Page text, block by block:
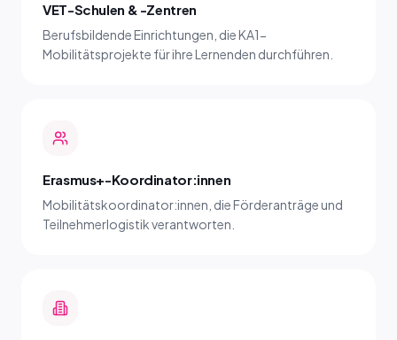
VET-Schulen & -Zentren
Berufsbildende Einrichtungen, die KA1-
Mobilitätsprojekte für ihre Lernenden durchführen.
Erasmus+-Koordinator:innen
Mobilitätskoordinator:innen, die Förderanträge und
Teilnehmerlogistik verantworten.